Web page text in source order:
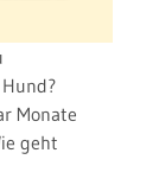
Monate
geht